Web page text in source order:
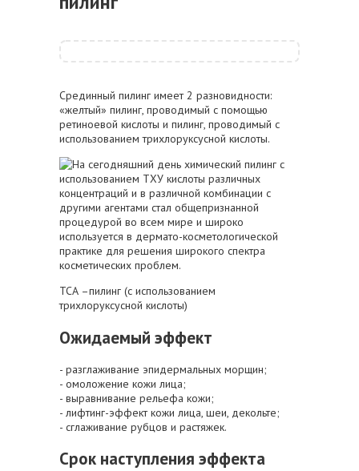
Срединный пилинг имеет 2 разновидности:
«желтый» пилинг, проводимый с помощью
ретиноевой кислоты и пилинг, проводимый с
использованием трихлоруксусной кислоты.
ТСА –пилинг (с использованием
трихлоруксусной кислоты)
Ожидаемый эффект
- разглаживание эпидермальных морщин;
- омоложение кожи лица;
- выравнивание рельефа кожи;
- лифтинг-эффект кожи лица, шеи, декольте;
- сглаживание рубцов и растяжек.
Срок наступления эффекта